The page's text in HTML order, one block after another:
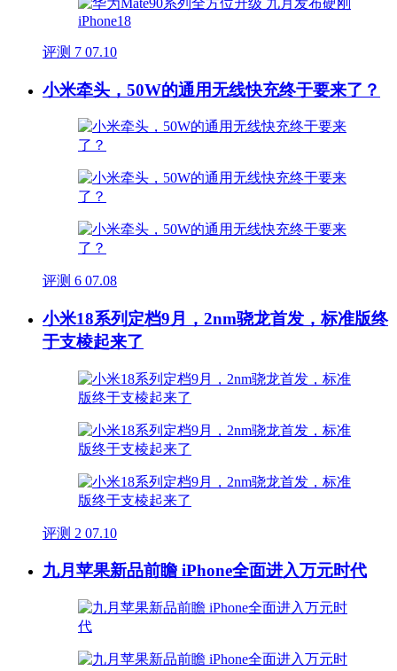
评测 7 07.10
小米牵头，50W的通用无线快充终于要来了？
评测 6 07.08
小米18系列定档9月，2nm骁龙首发，标准版终
于支棱起来了
评测 2 07.10
九月苹果新品前瞻 iPhone全面进入万元时代